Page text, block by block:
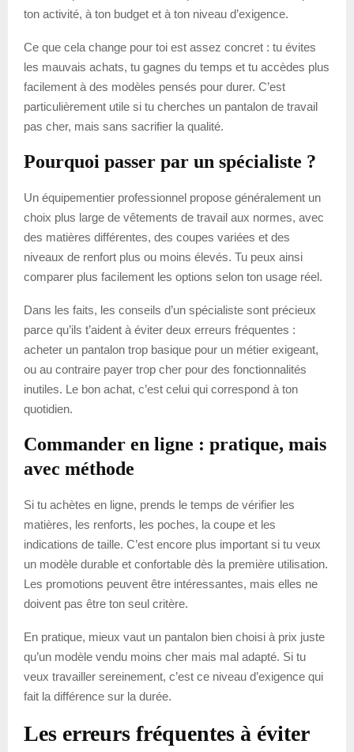
ton activité, à ton budget et à ton niveau d’exigence.
Ce que cela change pour toi est assez concret : tu évites
les mauvais achats, tu gagnes du temps et tu accèdes plus
facilement à des modèles pensés pour durer. C’est
particulièrement utile si tu cherches un pantalon de travail
pas cher, mais sans sacrifier la qualité.
Pourquoi passer par un spécialiste ?
Un équipementier professionnel propose généralement un
choix plus large de vêtements de travail aux normes, avec
des matières différentes, des coupes variées et des
niveaux de renfort plus ou moins élevés. Tu peux ainsi
comparer plus facilement les options selon ton usage réel.
Dans les faits, les conseils d’un spécialiste sont précieux
parce qu’ils t’aident à éviter deux erreurs fréquentes :
acheter un pantalon trop basique pour un métier exigeant,
ou au contraire payer trop cher pour des fonctionnalités
inutiles. Le bon achat, c’est celui qui correspond à ton
quotidien.
Commander en ligne : pratique, mais
avec méthode
Si tu achètes en ligne, prends le temps de vérifier les
matières, les renforts, les poches, la coupe et les
indications de taille. C’est encore plus important si tu veux
un modèle durable et confortable dès la première utilisation.
Les promotions peuvent être intéressantes, mais elles ne
doivent pas être ton seul critère.
En pratique, mieux vaut un pantalon bien choisi à prix juste
qu’un modèle vendu moins cher mais mal adapté. Si tu
veux travailler sereinement, c’est ce niveau d’exigence qui
fait la différence sur la durée.
Les erreurs fréquentes à éviter